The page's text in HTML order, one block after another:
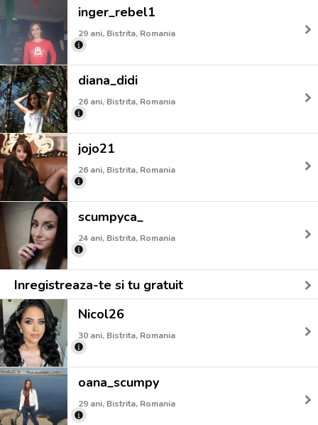
inger_rebel1
29 ani, Bistrita, Romania
diana_didi
26 ani, Bistrita, Romania
jojo21
26 ani, Bistrita, Romania
scumpyca_
24 ani, Bistrita, Romania
Inregistreaza-te si tu gratuit
Nicol26
30 ani, Bistrita, Romania
oana_scumpy
29 ani, Bistrita, Romania